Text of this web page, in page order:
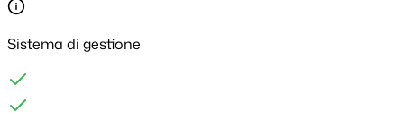
Sistema di gestione